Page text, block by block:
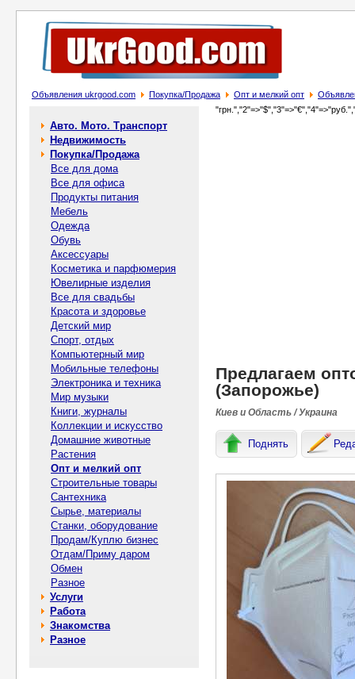
Объявления ukrgood.com Покупка/Продажа Опт и мелкий опт
Авто. Мото. Транспорт
Недвижимость
Покупка/Продажа
Все для дома
Все для офиса
Продукты питания
Мебель
Одежда
Обувь
Аксессуары
Косметика и парфюмерия
Ювелирные изделия
Все для свадьбы
Красота и здоровье
Детский мир
Спорт, отдых
Компьютерный мир
Мобильные телефоны
Электроника и техника
Мир музыки
Книги, журналы
Коллекции и искусство
Домашние животные
Растения
Опт и мелкий опт
Строительные товары
Сантехника
Сырье, материалы
Станки, оборудование
Продам/Куплю бизнес
Отдам/Приму даром
Обмен
Разное
Услуги
Работа
Знакомства
Разное
Предлагаем
(Запорожье)
Киев и Область / Украина
Поднять